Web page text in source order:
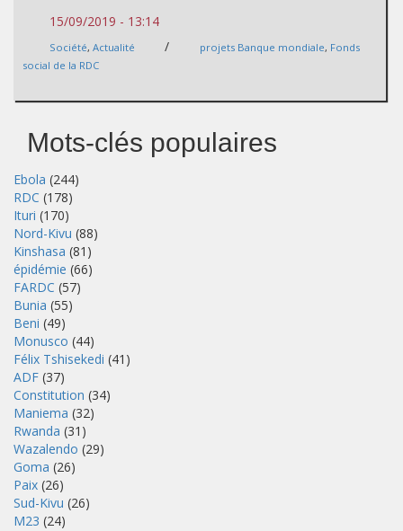
15/09/2019 - 13:14
Société, Actualité / projets Banque mondiale, Fonds
social de la RDC
Mots-clés populaires
Ebola (244)
RDC (178)
Ituri (170)
Nord-Kivu (88)
Kinshasa (81)
épidémie (66)
FARDC (57)
Bunia (55)
Beni (49)
Monusco (44)
Félix Tshisekedi (41)
ADF (37)
Constitution (34)
Maniema (32)
Rwanda (31)
Wazalendo (29)
Goma (26)
Paix (26)
Sud-Kivu (26)
M23 (24)